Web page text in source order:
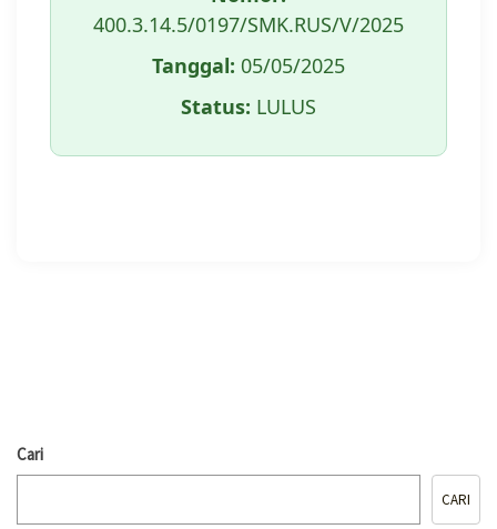
400.3.14.5/0197/SMK.RUS/V/2025
Tanggal: 05/05/2025
Status: LULUS
Cari
CARI